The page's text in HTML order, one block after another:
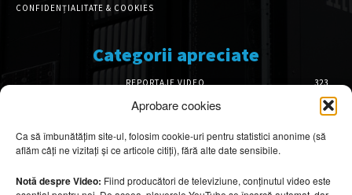
Aprobare cookies
Ca să îmbunătățim site-ul, folosim cookie-uri pentru statistici anonime (să
aflăm câți ne vizitați și ce articole citiți), fără alte date sensibile.
Notă despre Video: Fiind producători de televiziune, conținutul video este
CONFIDENȚIALITATE & COOKIES
Categorii apreciate
REPORTAJE VIDEO
323
AMENAJĂRI INTERIOARE
126
DESIGN INTERIOR
64
ARHITECTURĂ & DESIGN
OPINII & ANALIZE
43